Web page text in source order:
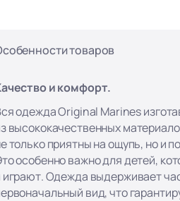
товаров
и комфорт.
одежда Original Marines
высококачественных
только приятны на ощупь, но и
особенно важно для детей,
играют. Одежда выдерживает
вид, что